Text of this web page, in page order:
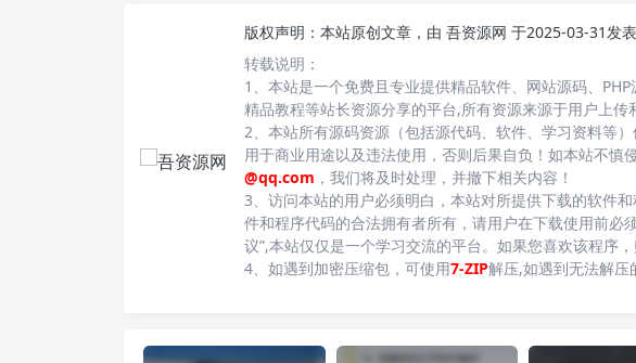
版权声明： 本站原创文章，由 吾资源网 于2025-03-31发
转载说明：
1、本站是一个免费且专业提供精品软件、网站源码、PHP
精品教程等站长资源分享的平台,所有资源来源于用户上传
2、本站所有源码资源（包括源代码、软件、学习资料等
用于商业用途以及违法使用，否则后果自负！如本站不慎
@qq.com ，我们将及时处理，并撤下相关内容！
3、访问本站的用户必须明白，本站对所提供下载的软件
件和程序代码的合法拥有者所有，请用户在下载使用前必
议”,本站仅仅是一个学习交流的平台。如果您喜欢该程序
4、如遇到加密压缩包，可使用7-ZIP解压,如遇到无法解压